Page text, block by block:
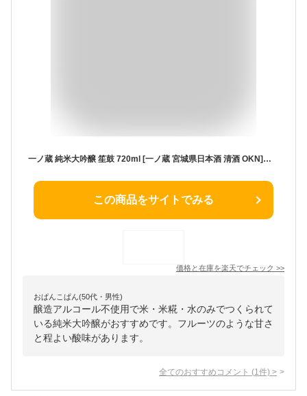
一ノ蔵 純米大吟醸 笙鼓 720ml [一ノ蔵 宮城県日本酒 清酒 OKN]ギフト プレゼント 敬老の日 クリスマス お歳暮
この商品をサイトでみる
価格と在庫を楽天でチェック >>
おぱんこぱん(50代・男性)
醸造アルコール不使用で米・米糀・水のみでつくられて
いる純米大吟醸がおすすめです。フルーツのような甘さ
と程よい酸味があります。
全てのおすすめコメント (1 件) >